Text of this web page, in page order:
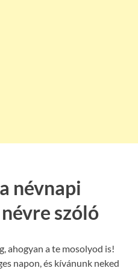
névnapi
szóló
ahogyan a te mosolyod is!
napon, és kívánunk neked